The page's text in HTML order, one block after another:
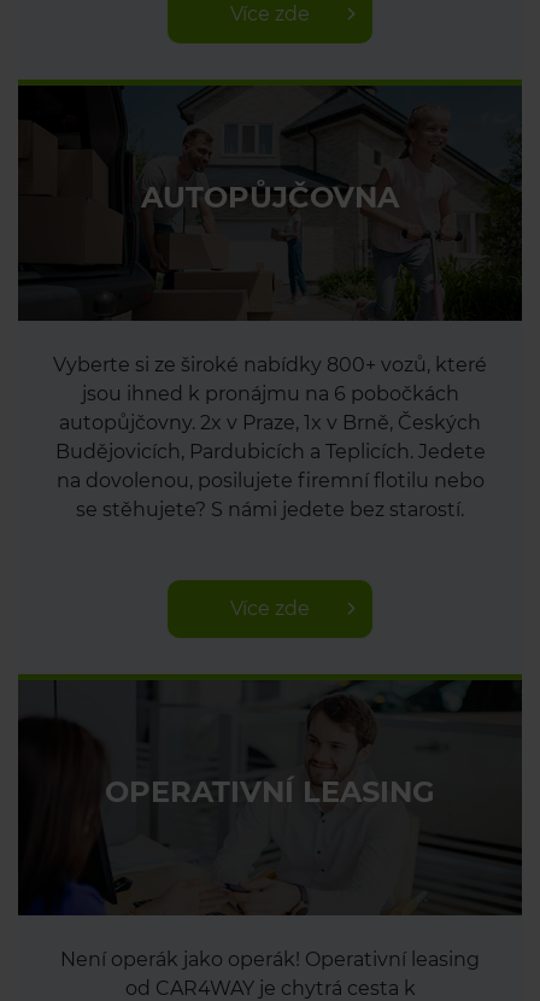
Více zde
AUTOPŮJČOVNA
Vyberte si ze široké nabídky 800+ vozů, které
jsou ihned k pronájmu na 6 pobočkách
autopůjčovny. 2x v Praze, 1x v Brně, Českých
Budějovicích, Pardubicích a Teplicích. Jedete
na dovolenou, posilujete firemní flotilu nebo
se stěhujete? S námi jedete bez starostí.
Více zde
OPERATIVNÍ LEASING
Není operák jako operák! Operativní leasing
od CAR4WAY je chytrá cesta k